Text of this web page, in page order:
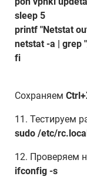
sleep 5
printf "Netstat
netstat -a | grep
fi
Сохраняем
11. Тестируем
sudo /etc/
12. Проверяем
ifconfig -s